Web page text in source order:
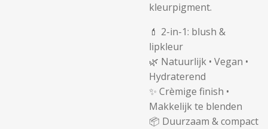
kleurpigment.
💄 2-in-1: blush &
lipkleur
🌿 Natuurlijk • Vegan •
Hydraterend
✨ Crèmige finish •
Makkelijk te blenden
📦 Duurzaam & compact